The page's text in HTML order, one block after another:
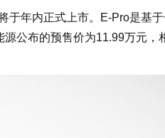
年内正式上市。E-Pro是基
公布的预售价为11.99万元，